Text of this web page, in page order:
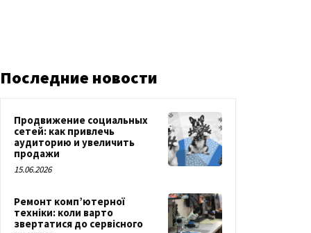
Последние новости
Продвижение социальных
сетей: как привлечь
аудиторию и увеличить
продажи
15.06.2026
Ремонт комп’ютерної
техніки: коли варто
звертатися до сервісного